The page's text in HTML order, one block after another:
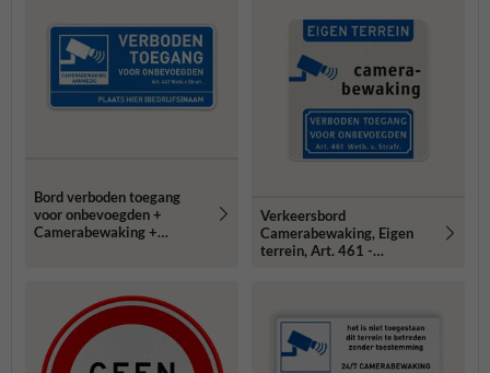
Bord verboden toegang
voor onbevoegden +
Camerabewaking +
Verkeersbord
Camerabewaking, Eigen
terrein, Art. 461 -